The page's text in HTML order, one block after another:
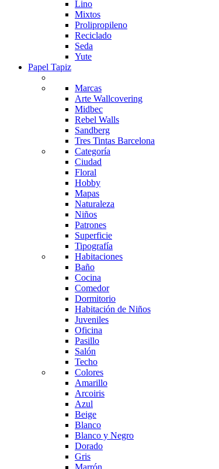
Lino
Mixtos
Prolipropileno
Reciclado
Seda
Yute
Papel Tapiz
Marcas
Arte Wallcovering
Midbec
Rebel Walls
Sandberg
Tres Tintas Barcelona
Categoría
Ciudad
Floral
Hobby
Mapas
Naturaleza
Niños
Patrones
Superficie
Tipografía
Habitaciones
Baño
Cocina
Comedor
Dormitorio
Habitación de Niños
Juveniles
Oficina
Pasillo
Salón
Techo
Colores
Amarillo
Arcoiris
Azul
Beige
Blanco
Blanco y Negro
Dorado
Gris
Marrón